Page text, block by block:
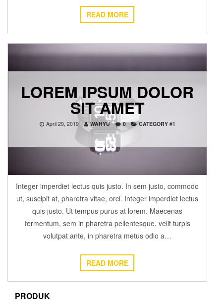
READ MORE
LOREM IPSUM DOLOR
SIT AMET
April 29, 2019 WAHYU 0 CATEGORY #1
Integer imperdiet lectus quis justo. In sem justo, commodo
ut, suscipit at, pharetra vitae, orci. Integer imperdiet lectus
quis justo. Ut tempus purus at lorem. Maecenas
fermentum, sem in pharetra pellentesque, velit turpis
volutpat ante, in pharetra metus odio a…
READ MORE
PRODUK